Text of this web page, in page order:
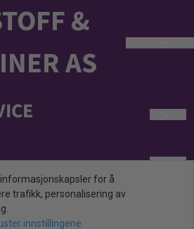
&
AS
nye/demobrukte
faktura eller delbetaling.
uforpliktene
for å
trafikk, personalisering av
innstillingene